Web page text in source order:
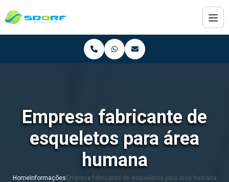
Empresa fabricante de
esqueletos para área
humana
HomeInformações Empresa fabricante de esqueletos para área humana